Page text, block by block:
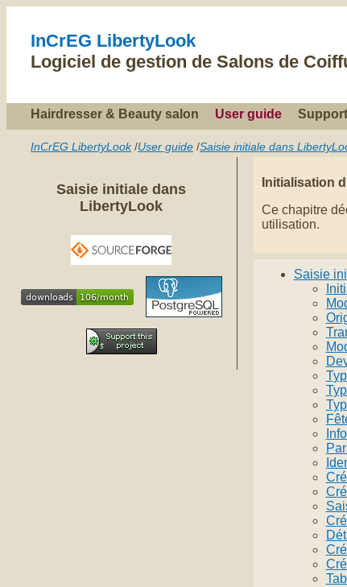
InCrEG LibertyLook
Logiciel de gestion de Salons de
Hairdresser & Beauty salon User guide Support
InCrEG LibertyLook/User guide /Saisie initiale dans
Saisie initiale dans
LibertyLook
Initialisation
Ce chapitre
utilisation.
Saisie